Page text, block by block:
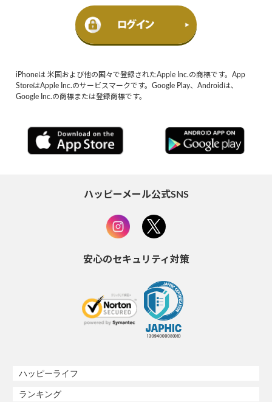
iPhoneは 米国および他の国々で登録されたApple Inc.の商標です。App
StoreはApple Inc.のサービスマークです。Google Play、Androidは、
Google Inc.の商標または登録商標です。
ハッピーメール公式SNS
安心のセキュリティ対策
ハッピーライフ
ランキング